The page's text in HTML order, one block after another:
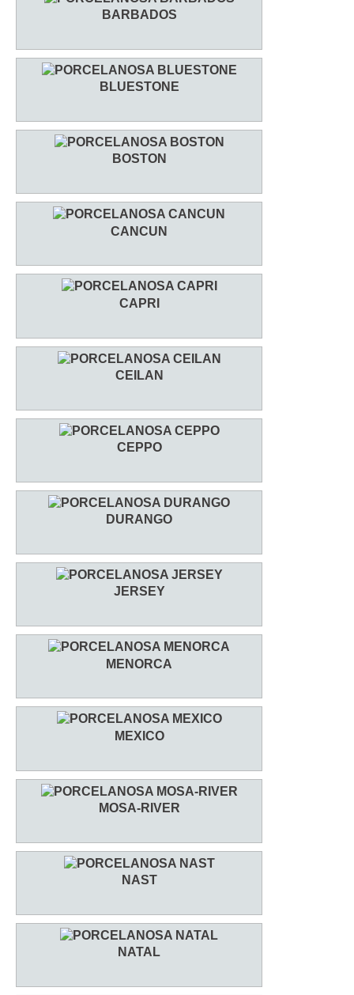
BARBADOS
BLUESTONE
BOSTON
CANCUN
CAPRI
CEILAN
CEPPO
DURANGO
JERSEY
MENORCA
MEXICO
MOSA-RIVER
NAST
NATAL